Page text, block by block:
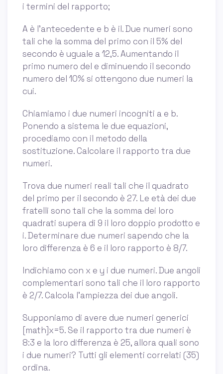
i termini del rapporto;
A è l’antecedente e b è il. Due numeri sono
tali che la somma del primo con il 5% del
secondo è uguale a 12,5. Aumentando il
primo numero del e diminuendo il secondo
numero del 10% si ottengono due numeri la
cui.
Chiamiamo i due numeri incogniti a e b.
Ponendo a sistema le due equazioni,
procediamo con il metodo della
sostituzione. Calcolare il rapporto tra due
numeri.
Trova due numeri reali tali che il quadrato
del primo per il secondo è 27. Le età dei due
fratelli sono tali che la somma dei loro
quadrati supera di 9 il loro doppio prodotto e
i. Determinare due numeri sapendo che la
loro differenza è 6 e il loro rapporto è 8/7.
Indichiamo con x e y i due numeri. Due angoli
complementari sono tali che il loro rapporto
è 2/7. Calcola l'ampiezza dei due angoli.
Supponiamo di avere due numeri generici
[math]x=5. Se il rapporto tra due numeri è
8:3 e la loro differenza è 25, allora quali sono
i due numeri? Tutti gli elementi correlati (35)
ordina.